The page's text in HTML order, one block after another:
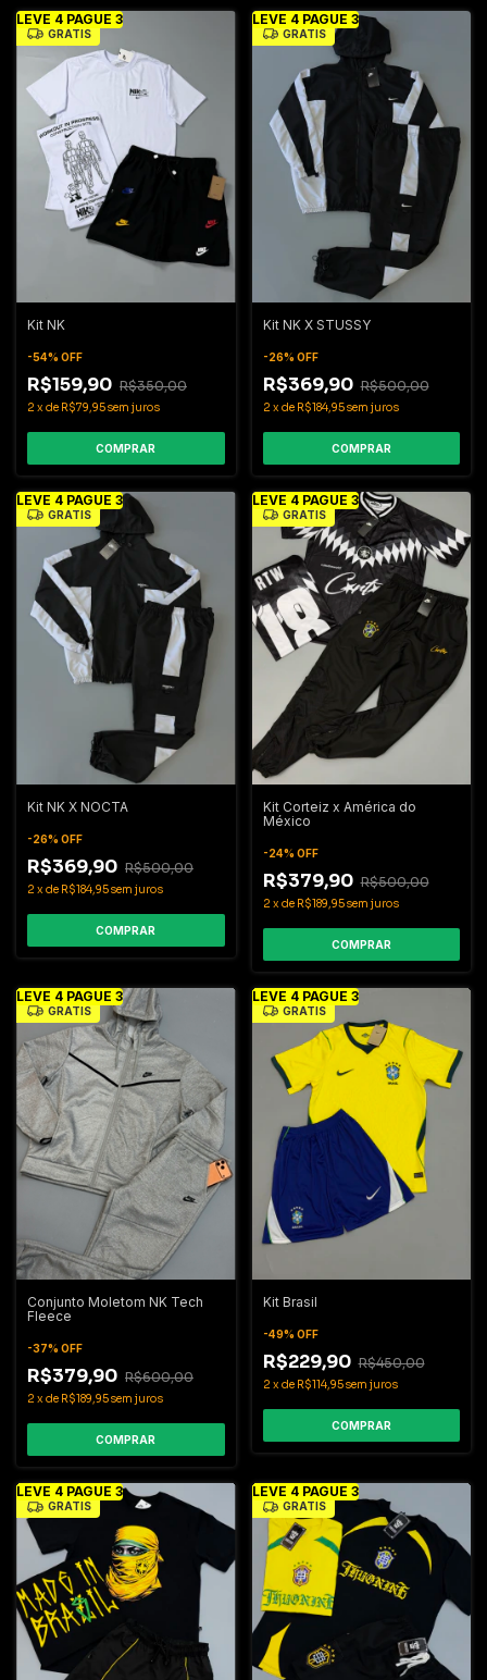
LEVE 4 PAGUE 3
GRÁTIS
Kit NK
-54% OFF
R$159,90 R$350,00
2 xde R$79,95sem juros
COMPRAR
LEVE 4 PAGUE 3
GRÁTIS
Kit NK X STUSSY
-26% OFF
R$369,90 R$500,00
2 xde R$184,95sem juros
COMPRAR
LEVE 4 PAGUE 3
GRÁTIS
Kit NK X NOCTA
-26% OFF
R$369,90 R$500,00
2 xde R$184,95sem juros
COMPRAR
LEVE 4 PAGUE 3
GRÁTIS
Kit Corteiz x América do
México
-24% OFF
R$379,90 R$500,00
2 xde R$189,95sem juros
COMPRAR
LEVE 4 PAGUE 3
GRÁTIS
Conjunto Moletom NK Tech
Fleece
-37% OFF
R$379,90 R$600,00
2 xde R$189,95sem juros
COMPRAR
LEVE 4 PAGUE 3
GRÁTIS
Kit Brasil
-49% OFF
R$229,90 R$450,00
2 xde R$114,95sem juros
COMPRAR
LEVE 4 PAGUE 3
GRÁTIS
LEVE 4 PAGUE 3
GRÁTIS